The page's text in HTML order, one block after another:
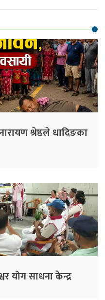
श्रेष्ठले धादिङका
योग साधना केन्द्र